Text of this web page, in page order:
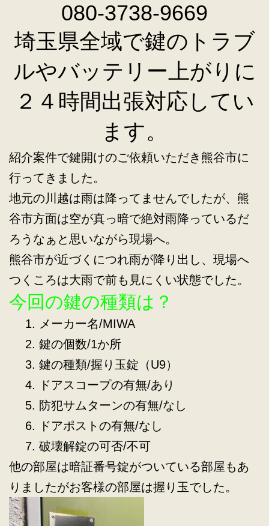
080-3738-9669
埼玉県全域で鍵のトラブ
ルやバッテリー上がりに
２４時間出張対応してい
ます。
紹介案件で鍵開けのご依頼いただき熊谷市に
行ってきました。
地元の川越は雨は降ってませんでしたが、熊
谷市方面は空が真っ暗で絶対雨降っているだ
ろうなぁと思いながら現場へ。
熊谷市が近づくにつれ雨が降り出し、現場へ
つくころは大雨で前も見にくい状態でした。
今回の鍵の種類は？
メーカー名/MIWA
鍵の個数/1か所
鍵の種類/握り玉錠（U9）
ドアスコープの有無/あり
防犯サムターンの有無/なし
ドアポストの有無/なし
破壊解錠の可否/不可
他の部屋は暗証番号錠がついている部屋もあ
りましたがお客様の部屋は握り玉でした。